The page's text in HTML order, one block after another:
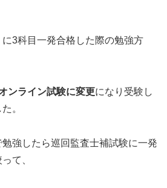
に3科目一発合格した際の勉強方
ンライン試験に変更になり受験し
。
勉強したら巡回監査士補試験に一発
て、